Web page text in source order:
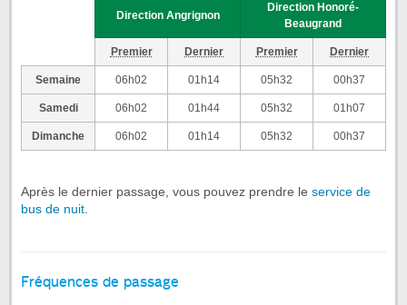
Direction Angrignon
Direction Honoré-
Beaugrand
Premier Dernier Premier Dernier
Semaine 06h02 01h14 05h32 00h37
Samedi 06h02 01h44 05h32 01h07
Dimanche 06h02 01h14 05h32 00h37
Après le dernier passage, vous pouvez prendre le service de
bus de nuit.
Fréquences de passage